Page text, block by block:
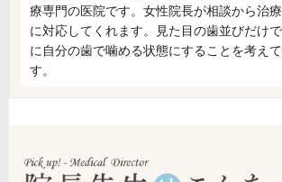
療専門の医院です。女性院長が相談から治
に対応してくれます。見た目の歯並びだけ
に自分の歯で噛める状態にすることを考え
す。